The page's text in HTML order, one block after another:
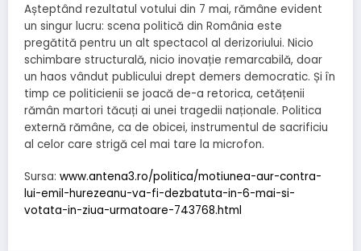
Așteptând rezultatul votului din 7 mai, rămâne evident
un singur lucru: scena politică din România este
pregătită pentru un alt spectacol al derizoriului. Nicio
schimbare structurală, nicio inovație remarcabilă, doar
un haos vândut publicului drept demers democratic. Și în
timp ce politicienii se joacă de-a retorica, cetățenii
rămân martori tăcuți ai unei tragedii naționale. Politica
externă rămâne, ca de obicei, instrumentul de sacrificiu
al celor care strigă cel mai tare la microfon.
Sursa: www.antena3.ro/politica/motiunea-aur-contra-
lui-emil-hurezeanu-va-fi-dezbatuta-in-6-mai-si-
votata-in-ziua-urmatoare-743768.html